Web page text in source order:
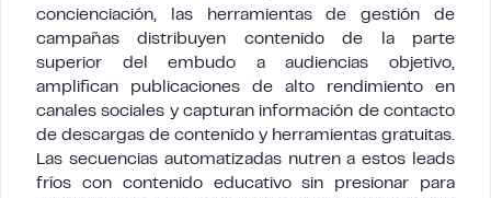
concienciación, las herramientas de gestión de
campañas distribuyen contenido de la parte
superior del embudo a audiencias objetivo,
amplifican publicaciones de alto rendimiento en
canales sociales y capturan información de contacto
de descargas de contenido y herramientas gratuitas.
Las secuencias automatizadas nutren a estos leads
fríos con contenido educativo sin presionar para